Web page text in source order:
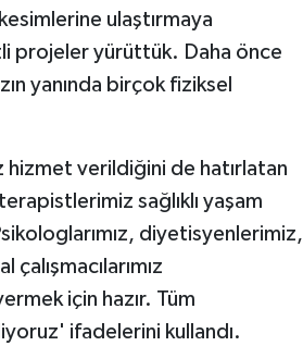
ulaştırmaya
projeler yürüttük. Daha önce
yanında birçok fiziksel
hizmet verildiğini de hatırlatan
sağlıklı yaşam
diyetisyenlerimiz,
için hazır. Tüm
ifadelerini kullandı.